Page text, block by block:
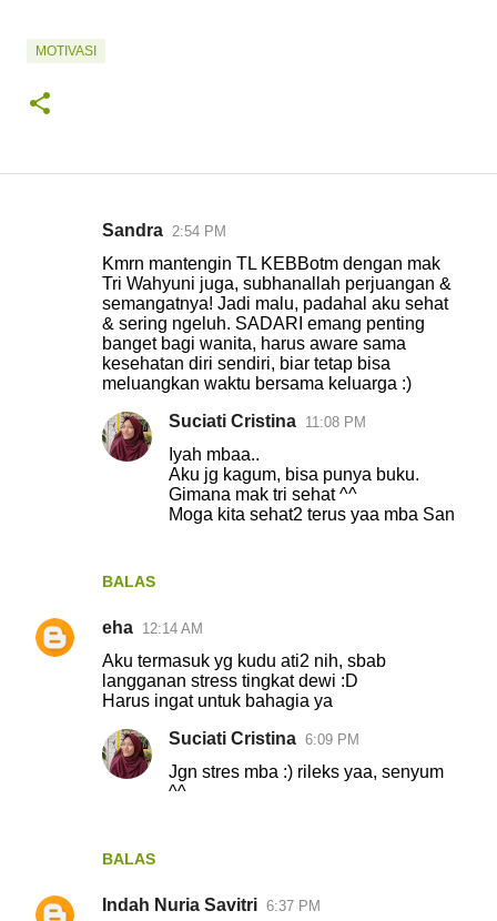
MOTIVASI
Sandra 2:54 PM
Kmrn mantengin TL KEBBotm dengan mak
Tri Wahyuni juga, subhanallah perjuangan &
semangatnya! Jadi malu, padahal aku sehat
& sering ngeluh. SADARI emang penting
banget bagi wanita, harus aware sama
kesehatan diri sendiri, biar tetap bisa
meluangkan waktu bersama keluarga :)
BALAS
Suciati Cristina 11:08 PM
Iyah mbaa..
Aku jg kagum, bisa punya buku.
Gimana mak tri sehat ^^
Moga kita sehat2 terus yaa mba San
eha 12:14 AM
Aku termasuk yg kudu ati2 nih, sbab
langganan stress tingkat dewi :D
Harus ingat untuk bahagia ya
BALAS
Suciati Cristina 6:09 PM
Jgn stres mba :) rileks yaa, senyum
^^
Indah Nuria Savitri 6:37 PM